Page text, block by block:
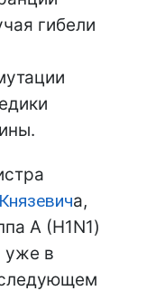
гибели
а,
А (H1N1)
уже в